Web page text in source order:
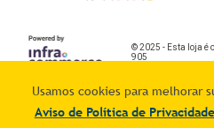
Usamos cookies para melhorar
Aviso de Política de Privacidade
© 2025 - Esta loja é
905